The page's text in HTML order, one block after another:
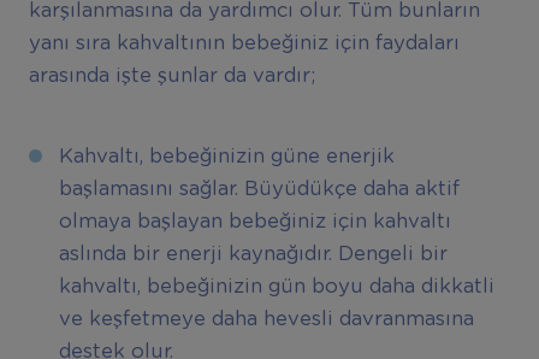
karşılanmasına da yardımcı olur. Tüm bunların
yanı sıra kahvaltının bebeğiniz için faydaları
arasında işte şunlar da vardır;
Kahvaltı, bebeğinizin güne enerjik
başlamasını sağlar. Büyüdükçe daha aktif
olmaya başlayan bebeğiniz için kahvaltı
aslında bir enerji kaynağıdır. Dengeli bir
kahvaltı, bebeğinizin gün boyu daha dikkatli
ve keşfetmeye daha hevesli davranmasına
destek olur.